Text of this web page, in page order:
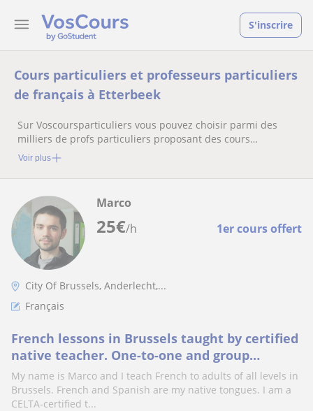
S'inscrire
Cours particuliers et professeurs particuliers
de français à Etterbeek
Sur Voscoursparticuliers vous pouvez choisir parmi des
milliers de profs particuliers proposant des cours
particuliers
Voir plus
25€/h 1er cours offert
Marco
City Of Brussels, Anderlecht,...
Français
French lessons in Brussels taught by certified
native teacher. One-to-one and group
sessions
My name is Marco and I teach French to adults of all levels in
Brussels. French and Spanish are my native tongues. I am a
CELTA-certified t...